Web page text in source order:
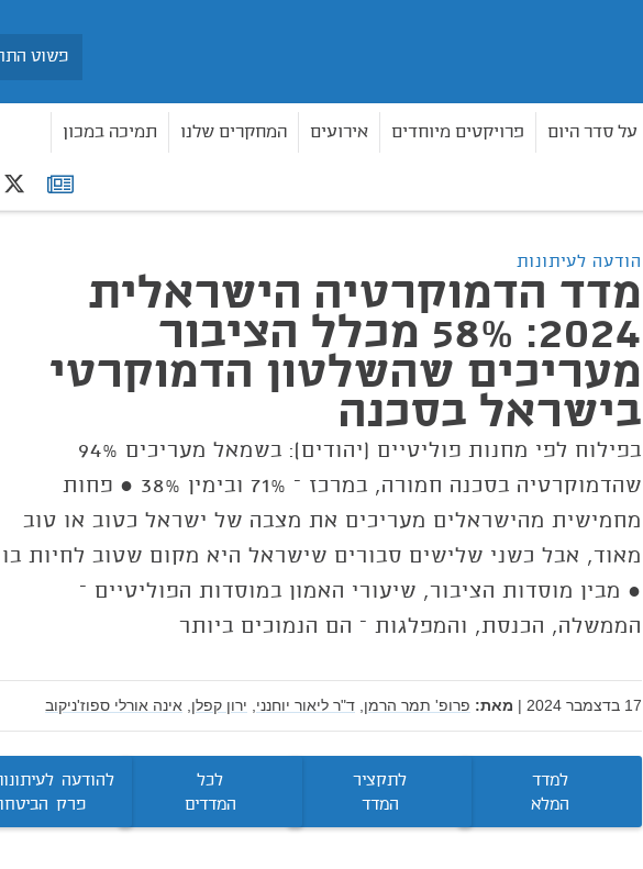
על סדר היום פרויקטים מיוחדים אירועים המחקרים שלנו תמיכה במכון
תפוצה
הודעה לעיתונות
מדד הדמוקרטיה הישראלית
2024: 58% מכלל הציבור
מעריכים שהשלטון הדמוקרטי
בישראל בסכנה
בפילוח לפי מחנות פוליטיים (יהודים): בשמאל מעריכים 94%
שהדמוקרטיה בסכנה חמורה, במרכז – 71% ובימין 38% ● פחות
מחמישית מהישראלים מעריכים את מצבה של ישראל כטוב או טוב
מאוד, אבל כשני שלישים סבורים שישראל היא מקום שטוב לחיות בו
● מבין מוסדות הציבור, שיעורי האמון במוסדות הפוליטיים –
הממשלה, הכנסת, והמפלגות – הם הנמוכים ביותר
17 בדצמבר 2024 | מאת: פרופ' תמר הרמן, ד"ר ליאור יוחנני, ירון קפלן, אינה אורלי ספוז'ניקוב
למדד
המלא
לתקציר
המדד
לכל
המדדים
להודעה
פרק